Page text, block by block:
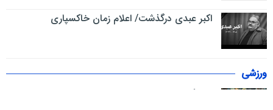
اکبر عبدی درگذشت/ اعلام زمان خاکسپاری
ورزشی
افشاگری باورنکردنی از فرانسه قهرمان جهان